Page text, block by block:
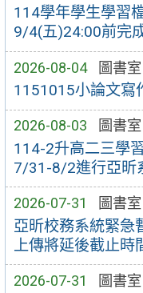
114學年學生學習
9/4(五)24:00前完
2026-08-04 圖書室
1151015小論文寫
2026-08-03 圖書室
114-2升高二三學
7/31-8/2進行亞昕
2026-07-31 圖書室
亞昕校務系統緊急
上傳將延後截止時
2026-07-31 圖書室